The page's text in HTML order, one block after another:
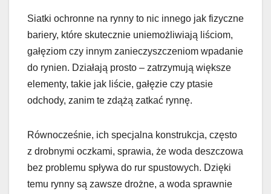
Siatki ochronne na rynny to nic innego jak fizyczne
bariery, które skutecznie uniemożliwiają liściom,
gałęziom czy innym zanieczyszczeniom wpadanie
do rynien. Działają prosto – zatrzymują większe
elementy, takie jak liście, gałęzie czy ptasie
odchody, zanim te zdążą zatkać rynnę.
Równocześnie, ich specjalna konstrukcja, często
z drobnymi oczkami, sprawia, że woda deszczowa
bez problemu spływa do rur spustowych. Dzięki
temu rynny są zawsze drożne, a woda sprawnie